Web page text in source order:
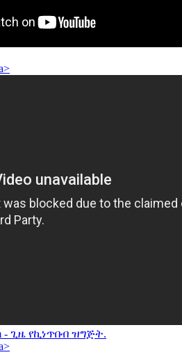
- ጊዜ የኪነጥበብ ዝግጅት.